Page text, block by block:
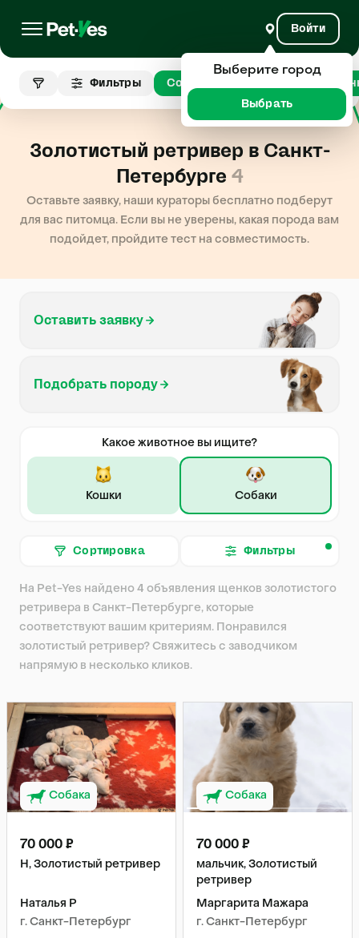
Войти
Фильтры Собаки
Золотистый
ретривер
Золотистый ретривер в Санкт-
Петербурге 4
Оставьте заявку, наши кураторы бесплатно подберут
для вас питомца. Если вы не уверены, какая порода вам
подойдет, пройдите тест на совместимость.
Оставить заявку
Подобрать породу
Какое животное вы ищите?
Кошки Собаки
Сортировка Фильтры
На Pet-Yes найдено 4 объявления щенков золотистого
ретривера в Санкт-Петербурге, которые
соответствуют вашим критериям. Понравился
золотистый ретривер? Свяжитесь с заводчиком
напрямую в несколько кликов.
Собака
70 000 ₽
Н, Золотистый ретривер
Наталья Р
г. Санкт-Петербург
Собака
70 000 ₽
мальчик, Золотистый
ретривер
Маргарита Мажара
г. Санкт-Петербург
Выберите город
Выбрать